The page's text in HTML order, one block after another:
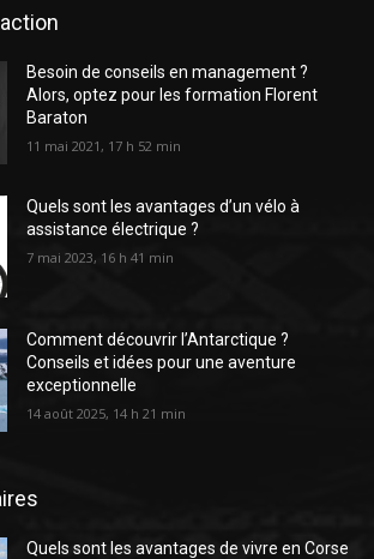
Besoin de conseils en management ?
Alors, optez pour les formation Florent
Baraton
11 mai 2021, 17 h 52 min
Quels sont les avantages d’un vélo à
assistance électrique ?
7 mai 2023, 16 h 41 min
Comment découvrir l’Antarctique ?
Conseils et idées pour une aventure
exceptionnelle
14 août 2025, 14 h 21 min
Quels sont les avantages de vivre en Corse